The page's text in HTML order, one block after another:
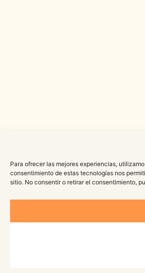
Para ofrecer las mejores experiencias,
consentimiento de estas tecnologías nos
sitio. No consentir o retirar el consentimiento,